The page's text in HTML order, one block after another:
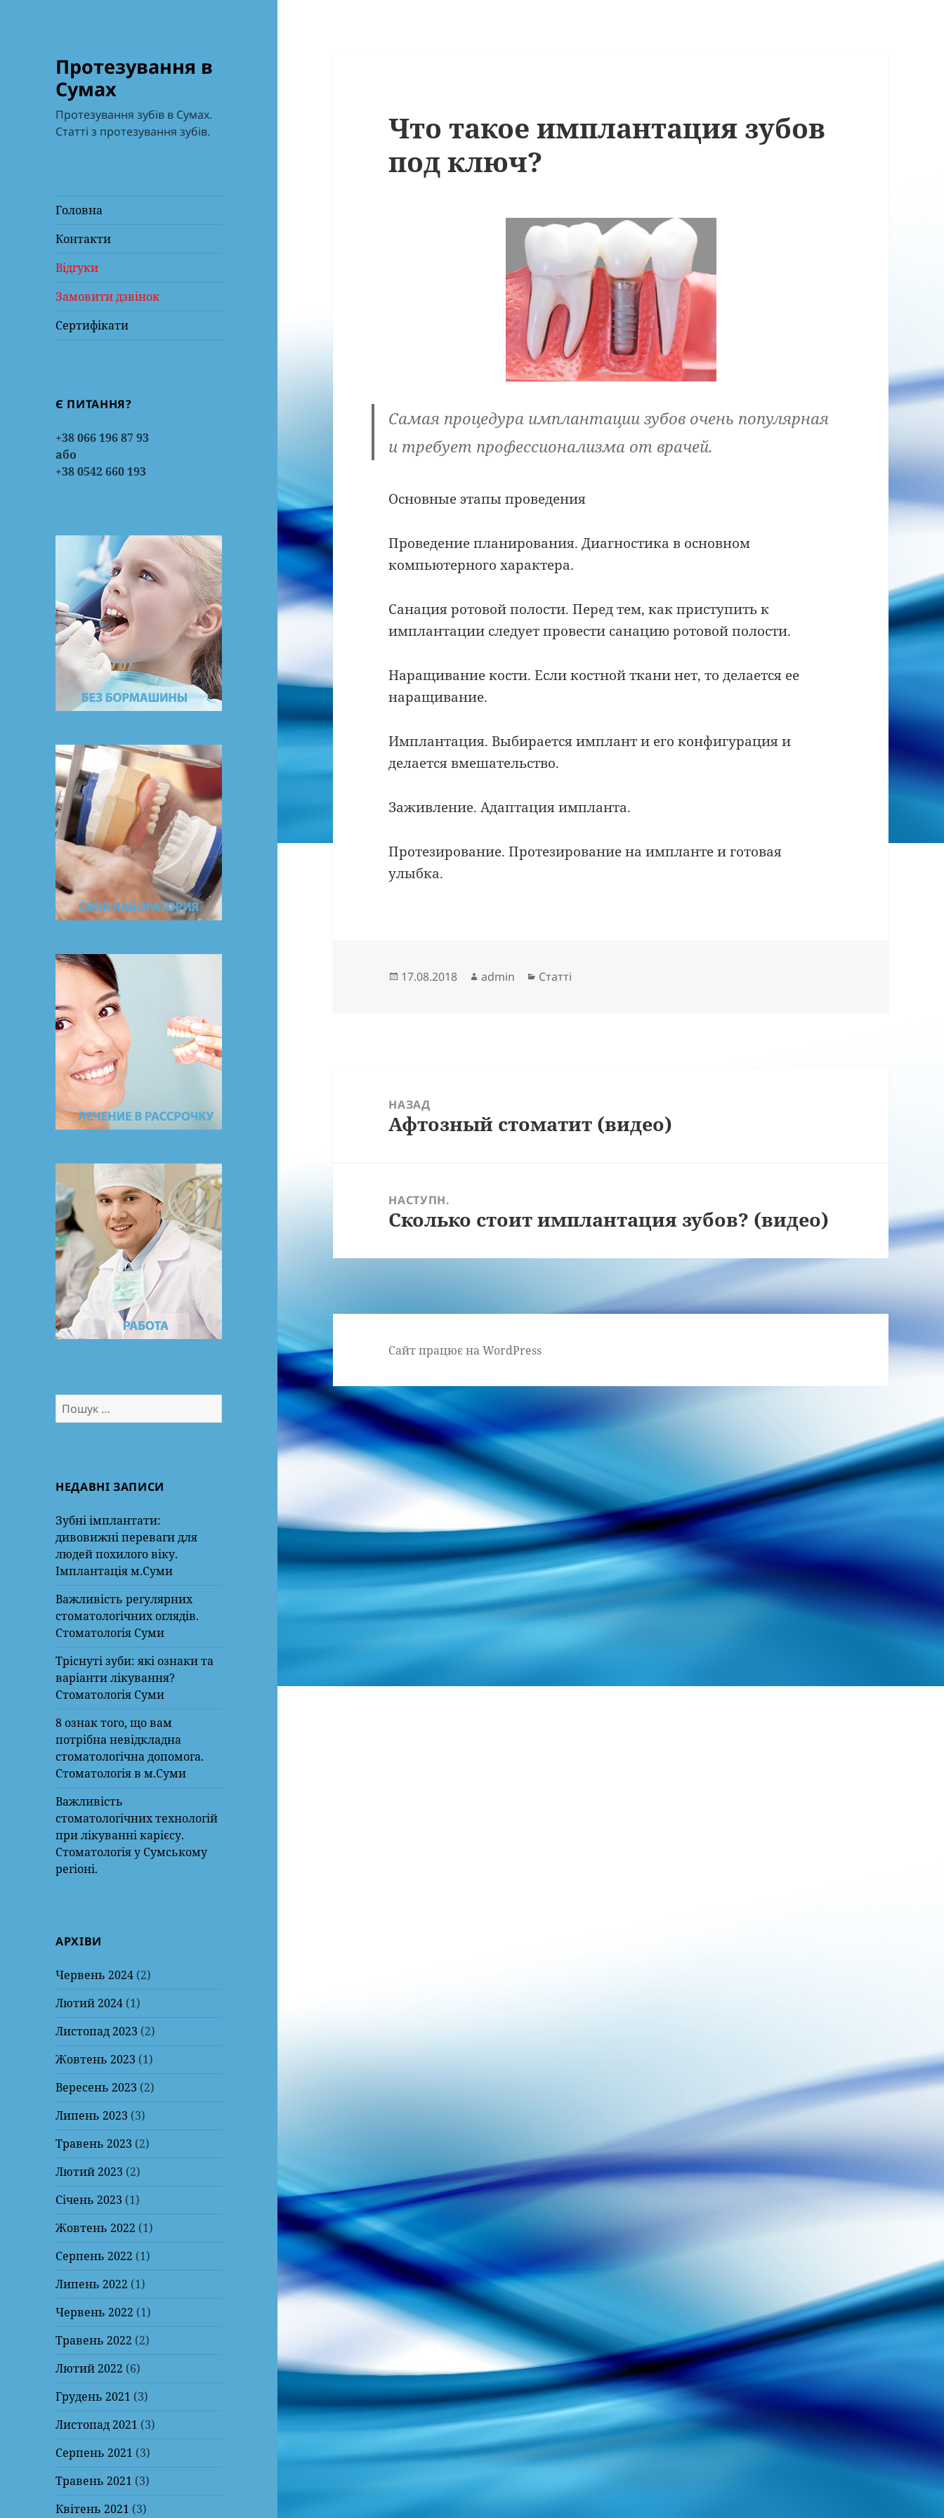
Протезування в
Сумах
Протезування зубів в Сумах.
Статті з протезування зубів.
Головна
Контакти
Відгуки
Замовити дзвінок
Сертифікати
Є ПИТАННЯ?
+38 066 196 87 93
або
+38 0542 660 193
Пошук:
НЕДАВНІ ЗАПИСИ
Зубні імплантати:
дивовижні переваги для
людей похилого віку.
Імплантація м.Суми
Важливість регулярних
стоматологічних оглядів.
Стоматологія Суми
Тріснуті зуби: які ознаки та
варіанти лікування?
Стоматологія Суми
8 ознак того, що вам
потрібна невідкладна
стоматологічна допомога.
Стоматологія в м.Суми
Важливість
стоматологічних технологій
при лікуванні карієсу.
Стоматологія у Сумському
регіоні.
АРХІВИ
Червень 2024 (2)
Лютий 2024 (1)
Листопад 2023 (2)
Жовтень 2023 (1)
Вересень 2023 (2)
Липень 2023 (3)
Травень 2023 (2)
Лютий 2023 (2)
Січень 2023 (1)
Жовтень 2022 (1)
Серпень 2022 (1)
Липень 2022 (1)
Червень 2022 (1)
Травень 2022 (2)
Лютий 2022 (6)
Грудень 2021 (3)
Листопад 2021 (3)
Серпень 2021 (3)
Травень 2021 (3)
Квітень 2021 (3)
Что такое имплантация зубов
под ключ?
Самая процедура имплантации зубов очень популярная
и требует профессионализма от врачей.
Основные этапы проведения
Проведение планирования. Диагностика в основном
компьютерного характера.
Санация ротовой полости. Перед тем, как приступить к
имплантации следует провести санацию ротовой полости.
Наращивание кости. Если костной ткани нет, то делается ее
наращивание.
Имплантация. Выбирается имплант и его конфигурация и
делается вмешательство.
Заживление. Адаптация импланта.
Протезирование. Протезирование на импланте и готовая
улыбка.
Опубліковано
17.08.2018 Автор
admin Категорії
Статті
НАЗАД
Попередній
Афтозный стоматит (видео)
НАСТУПН.
Наступний
Сколько стоит имплантация зубов? (видео)
Сайт працює на WordPress